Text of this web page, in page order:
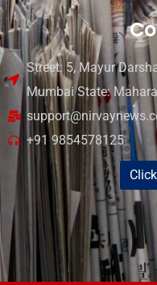
Street: 5, Mayur
Mumbai State:
+91 9854578125